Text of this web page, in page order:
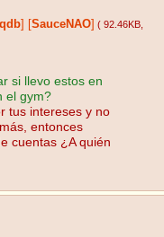
SauceNAO ( 92.46KB
si llevo estos en
el gym?
tus intereses y no
entonces
cuentas ¿A quién